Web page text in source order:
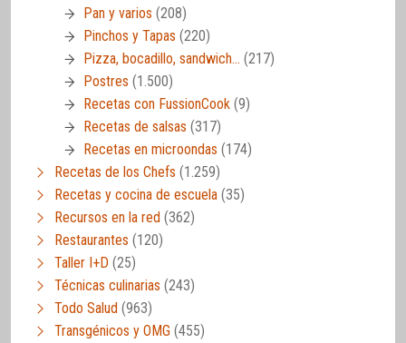
Pan y varios (208)
Pinchos y Tapas (220)
Pizza, bocadillo, sandwich… (217)
Postres (1.500)
Recetas con FussionCook (9)
Recetas de salsas (317)
Recetas en microondas (174)
Recetas de los Chefs (1.259)
Recetas y cocina de escuela (35)
Recursos en la red (362)
Restaurantes (120)
Taller I+D (25)
Técnicas culinarias (243)
Todo Salud (963)
Transgénicos y OMG (455)